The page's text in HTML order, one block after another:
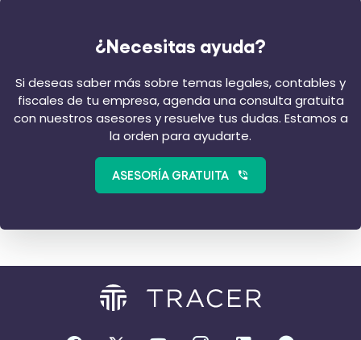
¿Necesitas ayuda?
Si deseas saber más sobre temas legales, contables y
fiscales de tu empresa, agenda una consulta gratuita
con nuestros asesores y resuelve tus dudas. Estamos a
la orden para ayudarte.
ASESORÍA GRATUITA